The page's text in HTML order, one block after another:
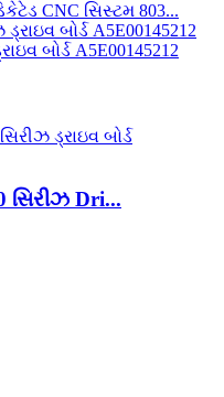
CNC સિસ્ટમ 803...
બોર્ડ A5E00145212
સિરીઝ Dri...